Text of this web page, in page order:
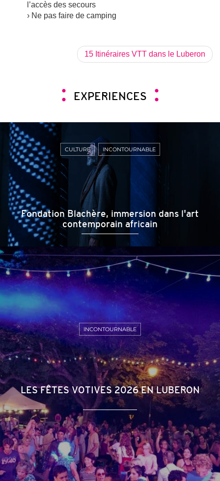
l’accès des secours
› Ne pas faire de camping
15 Itinéraires VTT dans le Luberon
EXPERIENCES
Fondation Blachère, immersion dans l'art
contemporain africain
CULTURE INCONTOURNABLE
LES FÊTES VOTIVES 2026 EN LUBERON
INCONTOURNABLE